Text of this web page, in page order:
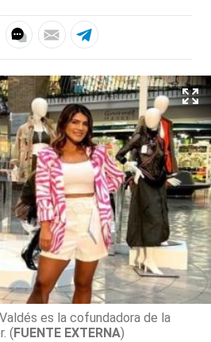
es la cofundadora de la
(FUENTE EXTERNA)